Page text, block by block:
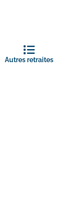
Autres retraites